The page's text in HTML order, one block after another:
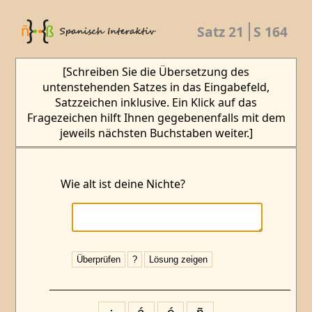
Satz 21 S 164
[Schreiben Sie die Übersetzung des
untenstehenden Satzes in das Eingabefeld,
Satzzeichen inklusive. Ein Klick auf das
Fragezeichen hilft Ihnen gegebenenfalls mit dem
jeweils nächsten Buchstaben weiter.]
Wie alt ist deine Nichte?
Überprüfen ? Lösung zeigen